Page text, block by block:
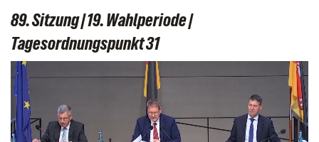
89. Sitzung | 19. Wahlperiode |
Tagesordnungspunkt 31